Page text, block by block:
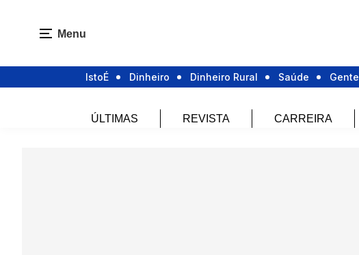
Menu
IstoÉ Dinheiro Dinheiro Rural Saúde Gente
ÚLTIMAS REVISTA CARREIRA